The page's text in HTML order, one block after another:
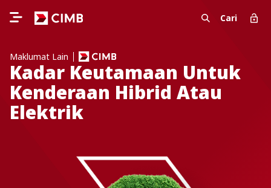
Cari
Maklumat Lain
Kadar Keutamaan Untuk
Kenderaan Hibrid Atau
Elektrik